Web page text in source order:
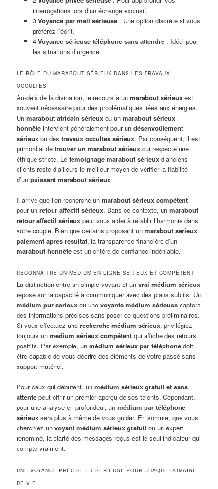
interrogations lors d’un échange exclusif.
3 Voyance par mail sérieuse: Une option discrète si vous
préférez l’écrit.
4 Voyance sérieuse téléphone sans attendre: Idéal pour
les situations d’urgence.
LE RÔLE DU MARABOUT SÉRIEUX DANS LES TRAVAUX
OCCULTES
Au-delà de la divination, le recours à unmarabout sérieux est
souvent nécessaire pour des problématiques liées aux énergies.
Unmarabout africain sérieux ou unmarabout sérieux
honnête intervient généralement pour undésenvoûtement
sérieux ou destravaux occultes sérieux. Par conséquent, il est
primordial detrouver un marabout sérieux qui respecte une
éthique stricte. Letémoignage marabout sérieux d’anciens
clients reste d’ailleurs le meilleur moyen de vérifier la fiabilité
d’unpuissant marabout sérieux.
Il arrive que l’on recherche unmarabout sérieux compétent
pour unretour affectif sérieux. Dans ce contexte, unmarabout
retour affectif sérieux peut vous aider à rétablir l’harmonie dans
votre couple. Bien que certains proposent unmarabout serieux
paiement apres resultat, la transparence financière d’un
marabout honnête est un critère de confiance indéniable.
RECONNAÎTRE UN MÉDIUM EN LIGNE SÉRIEUX ET COMPÉTENT
La distinction entre un simple voyant et unvrai médium sérieux
repose sur la capacité à communiquer avec des plans subtils. Un
médium pur serieux ou unevoyante médium sérieuse captera
des informations précises sans poser de questions préliminaires.
Si vous effectuez unerecherche médium sérieux, privilégiez
toujours unmedium sérieux compétent qui affiche des retours
positifs. Par exemple, unmédium sérieux par téléphone doit
être capable de vous décrire des éléments de votre passé sans
support matériel.
Pour ceux qui débutent, unmédium sérieux gratuit et sans
attente peut offrir un premier aperçu de ses talents. Cependant,
pour une analyse en profondeur, unmédium par téléphone
sérieux sera plus à même de vous guider. En somme, que vous
cherchiez unvoyant médium sérieux gratuit ou un expert
renommé, la clarté des messages reçus est le seul indicateur qui
compte vraiment.
UNE VOYANCE PRÉCISE ET SÉRIEUSE POUR CHAQUE DOMAINE
DE VIE